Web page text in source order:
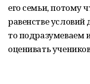
его семьи, потому
равенстве условий
то
оценивать